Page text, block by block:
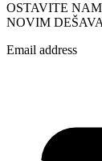
OSTAVITE
NOVIM
Email address